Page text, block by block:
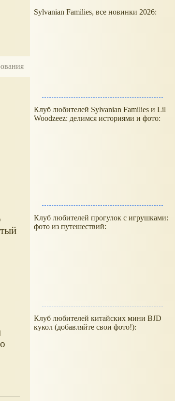
Sylvanian Families, все новинки 2026:
Клуб любителей Sylvanian Families и Lil
Woodzeez: делимся историями и фото:
Клуб любителей прогулок с игрушками:
фото из путешествий:
Клуб любителей китайских мини BJD
кукол (добавляйте свои фото!):